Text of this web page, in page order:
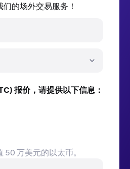
的场外交易服务！
报价，请提供以下信息：
万美元的以太币。